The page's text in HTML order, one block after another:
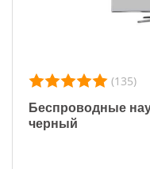
(135)
Беспроводные
черный